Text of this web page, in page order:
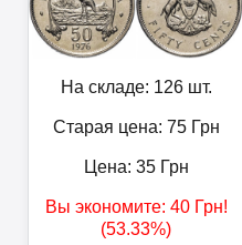
На складе: 126 шт.
Старая цена: 75Грн
Цена: 35Грн
Вы экономите: 40Грн!
(53.33%)